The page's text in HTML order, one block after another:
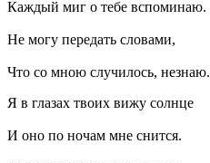
Каждый миг о тебе вспоминаю.
Не могу передать словами,
Что со мною случилось, незнаю.
Я в глазах твоих вижу солнце
И оно по ночам мне снится.